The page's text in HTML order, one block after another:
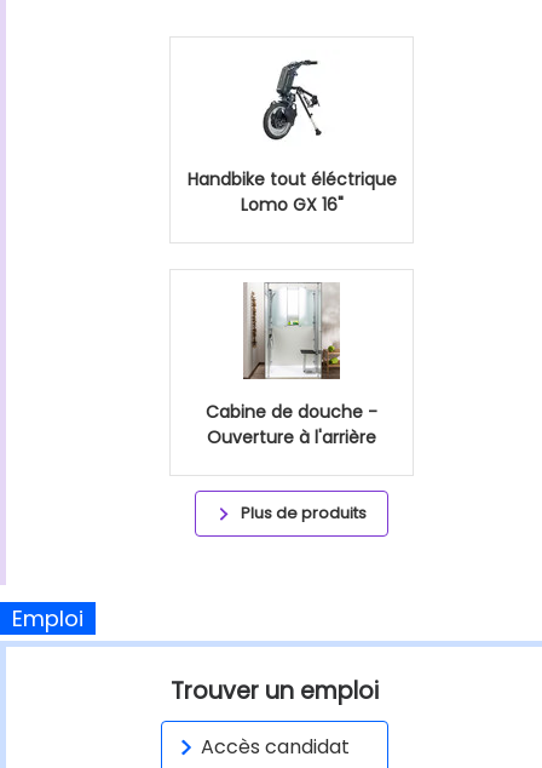
Handbike tout éléctrique
Lomo GX 16"
Cabine de douche -
Ouverture à l'arrière
Plus de produits
Emploi
Trouver un emploi
Accès candidat